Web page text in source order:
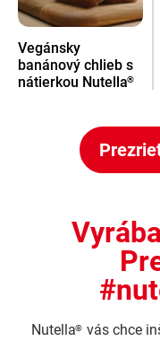
Vegánsky
banánový chlieb s
nátierkou Nutella®
Nutella® vás chce